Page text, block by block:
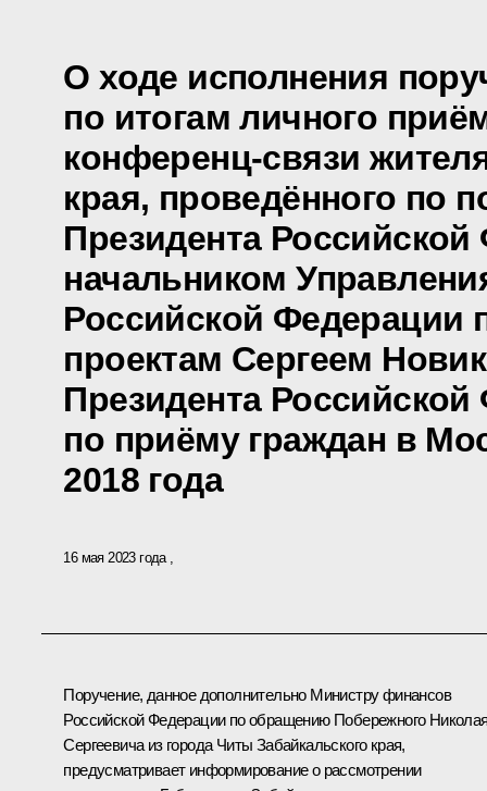
О ходе исполнения
по итогам личного
конференц-связи
края, проведённого по
Президента
начальником
Российской Федерации
проектам Сергеем
Президента
по приёму граждан в
2018 года
16 мая 2023 года
Поручение, данное дополнительно Министру финансов
Российской Федерации по обращению Побережного
Сергеевича из города Читы Забайкальского края,
предусматривает информирование о рассмотрении